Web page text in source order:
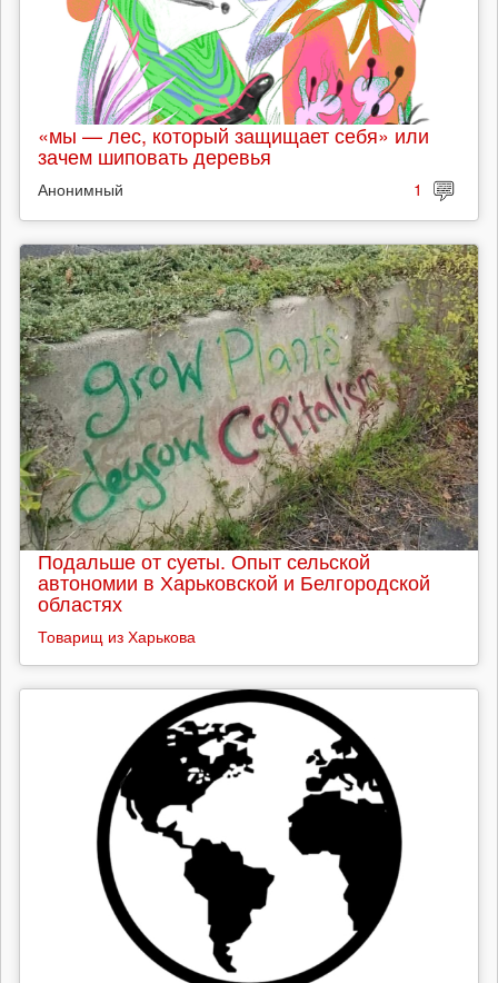
«мы — лес, который защищает себя» или
зачем шиповать деревья
Анонимный 1
Подальше от суеты. Опыт сельской
автономии в Харьковской и Белгородской
областях
Товарищ из Харькова